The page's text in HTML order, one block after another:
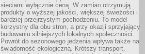
sieciami wyłącznie ceną. W zamian otrzymują
produkty o wyższej jakości, większej świeżości i
bardziej przejrzystym pochodzeniu. To model
korzystny dla obu stron, a przy okazji sprzyjający
budowaniu silniejszych lokalnych społeczności.
Powrót do sezonowego jedzenia wpływa także na
świadomość ekologiczną. Krótszy transport,